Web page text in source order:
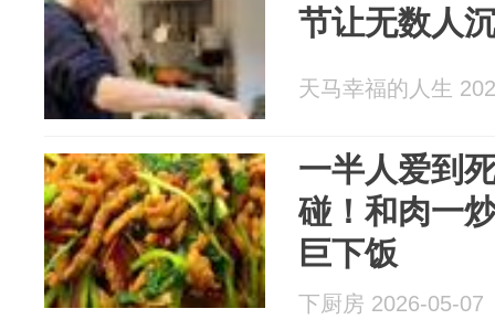
节让无数人
天马幸福的人生
一半人爱到
碰！和肉一
巨下饭
下厨房 2026-05-07